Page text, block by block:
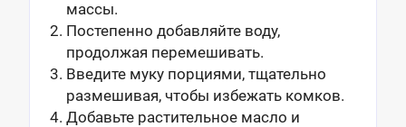
массы.
Постепенно добавляйте воду,
продолжая перемешивать.
Введите муку порциями, тщательно
размешивая, чтобы избежать комков.
Добавьте растительное масло и